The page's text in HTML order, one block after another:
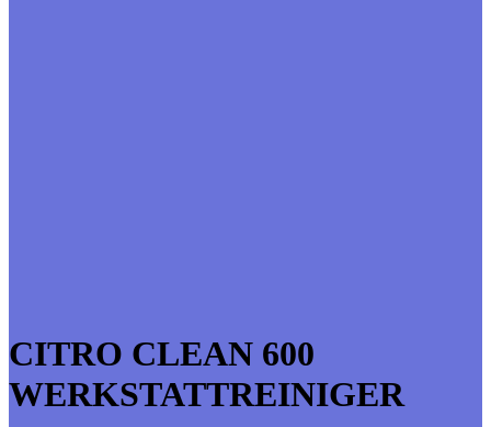
CITRO CLEAN 600
WERKSTATTREINIGER